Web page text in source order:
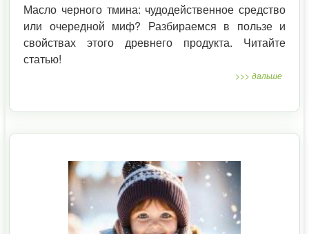
Масло черного тмина: чудодейственное средство
или очередной миф? Разбираемся в пользе и
свойствах этого древнего продукта. Читайте
статью!
>>> дальше